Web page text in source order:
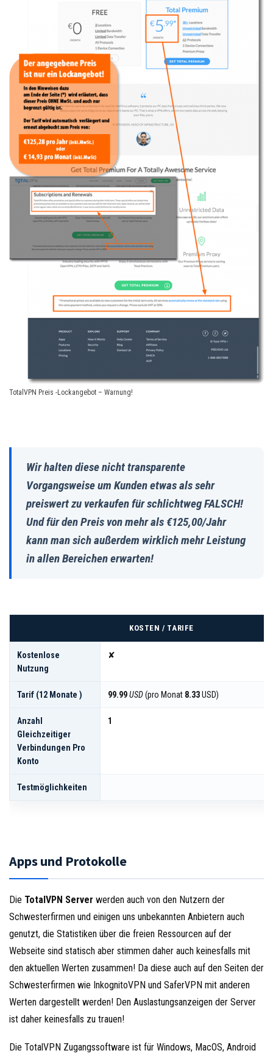
TotalVPN Preis -Lockangebot – Warnung!
Wir halten diese nicht transparente
Vorgangsweise um Kunden etwas als sehr
preiswert zu verkaufen für schlichtweg FALSCH!
Und für den Preis von mehr als €125,00/Jahr
kann man sich außerdem wirklich mehr Leistung
in allen Bereichen erwarten!
KOSTEN / TARIFE
Kostenlose
Nutzung
✘
Tarif (12 Monate ) 99.99USD(pro Monat 8.33USD)
Anzahl
Gleichzeitiger
Verbindungen Pro
Konto
1
Testmöglichkeiten
Apps und Protokolle
Die TotalVPN Server werden auch von den Nutzern der
Schwesterfirmen und einigen uns unbekannten Anbietern auch
genutzt, die Statistiken über die freien Ressourcen auf der
Webseite sind statisch aber stimmen daher auch keinesfalls mit
den aktuellen Werten zusammen! Da diese auch auf den Seiten der
Schwesterfirmen wie InkognitoVPN und SaferVPN mit anderen
Werten dargestellt werden! Den Auslastungsanzeigen der Server
ist daher keinesfalls zu trauen!
Die TotalVPN Zugangssoftware ist für Windows, MacOS, Android